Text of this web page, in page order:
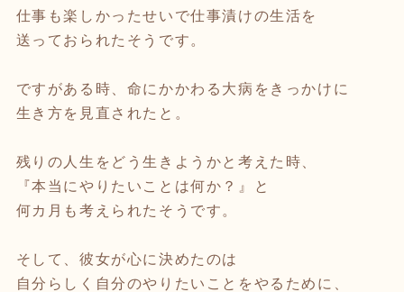
仕事も楽しかったせいで仕事漬けの生活を
送っておられたそうです。
ですがある時、命にかかわる大病をきっかけに
生き方を見直されたと。
残りの人生をどう生きようかと考えた時、
『本当にやりたいことは何か？』と
何カ月も考えられたそうです。
そして、彼女が心に決めたのは
自分らしく自分のやりたいことをやるために、